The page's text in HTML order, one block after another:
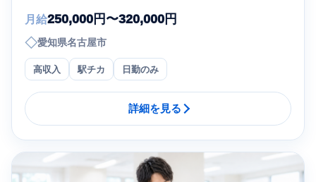
月給250,000円〜320,000円
◇愛知県名古屋市
高収入 駅チカ 日勤のみ
詳細を見る